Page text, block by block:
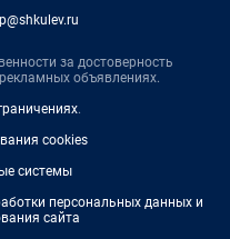
за достоверность
объявлениях.
.
cookies
системы
персональных данных и
сайта